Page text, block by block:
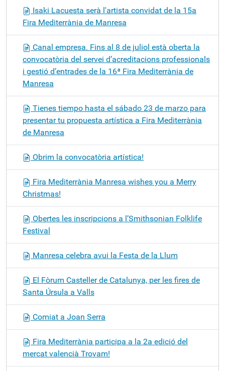
Isaki Lacuesta serà l'artista convidat de la 15a
Fira Mediterrània de Manresa
Canal empresa. Fins al 8 de juliol està oberta la
convocatòria del servei d’acreditacions professionals
i gestió d’entrades de la 16ª Fira Mediterrània de
Manresa
Tienes tiempo hasta el sábado 23 de marzo para
presentar tu propuesta artística a Fira Mediterrània
de Manresa
Obrim la convocatòria artística!
Fira Mediterrània Manresa wishes you a Merry
Christmas!
Obertes les inscripcions a l’Smithsonian Folklife
Festival
Manresa celebra avui la Festa de la Llum
El Fòrum Casteller de Catalunya, per les fires de
Santa Úrsula a Valls
Comiat a Joan Serra
Fira Mediterrània participa a la 2a edició del
mercat valencià Trovam!